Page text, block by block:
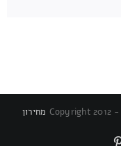
Copyright 2012 מחירון